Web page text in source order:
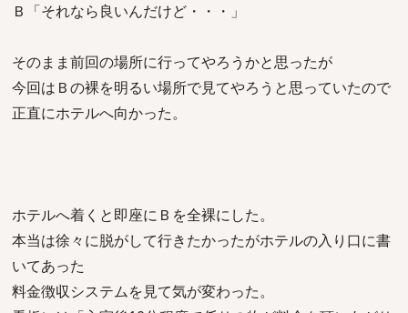
Ｂ「それなら良いんだけど・・・」
そのまま前回の場所に行ってやろうかと思ったが
今回はＢの裸を明るい場所で見てやろうと思っていたので
正直にホテルへ向かった。
ホテルへ着くと即座にＢを全裸にした。
本当は徐々に脱がして行きたかったがホテルの入り口に書
いてあった
料金徴収システムを見て気が変わった。